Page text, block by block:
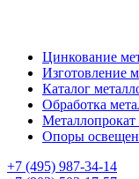
Цинкование
Изготовление
Каталог
Обработка
Опоры
+7 (495) 987-34-14